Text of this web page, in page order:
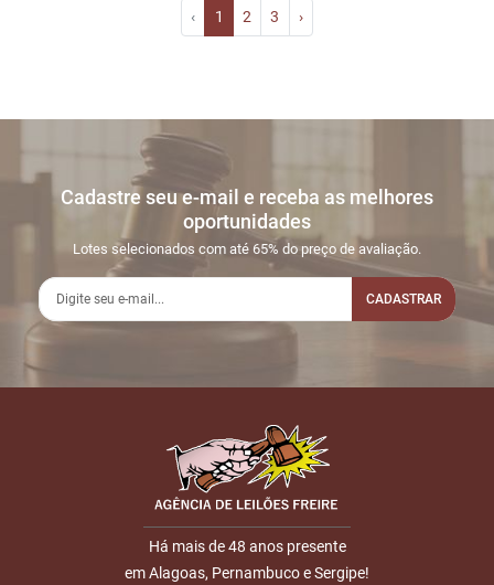
‹ 1 2 3 ›
Cadastre seu e-mail e receba as melhores
oportunidades
Lotes selecionados com até 65% do preço de avaliação.
CADASTRAR
Há mais de 48 anos presente
em Alagoas, Pernambuco e Sergipe!